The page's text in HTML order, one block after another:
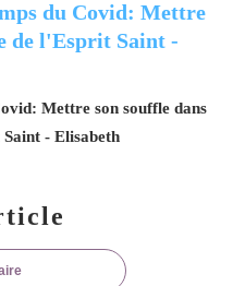
Mettre son souffle dans
- Elisabeth